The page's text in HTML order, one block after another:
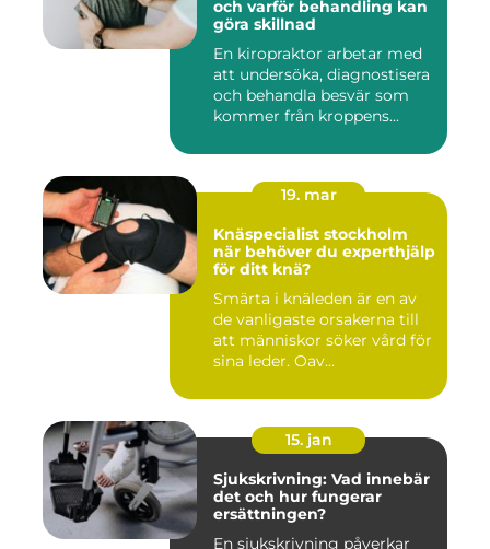
och varför behandling kan
göra skillnad
En kiropraktor arbetar med
att undersöka, diagnostisera
och behandla besvär som
kommer från kroppens...
19. mar
Knäspecialist stockholm
när behöver du experthjälp
för ditt knä?
Smärta i knäleden är en av
de vanligaste orsakerna till
att människor söker vård för
sina leder. Oav...
15. jan
Sjukskrivning: Vad innebär
det och hur fungerar
ersättningen?
En sjukskrivning påverkar